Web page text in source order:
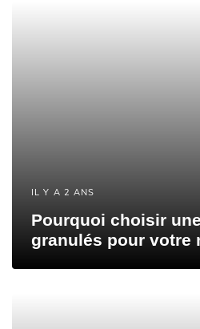
IL Y A 2 ANS
Pourquoi choisir
granulés pour votre